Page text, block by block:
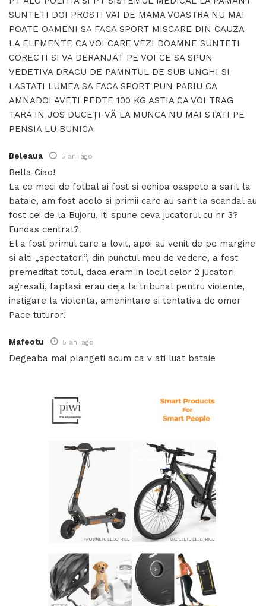
SUNTETI DOI PROSTI VAI DE MAMA VOASTRA NU MAI
POATE OAMENI SA FACA SPORT MISCARE DIN CAUZA
LA ELEMENTE CA VOI CARE VEZI DOAMNE SUNTETI
CORECTI SI VA DERANJAT PE VOI CE SA SPUN
VEDETIVA DRACU DE PAMNTUL DE SUB UNGHI SI
LASTATI LUMEA SA FACA SPORT PUN PARIU CA
AMNADOI AVETI PEDTE 100 KG ASTIA CA VOI TRAG
TARA IN JOS DUCEȚI-VĂ LA MUNCA NU MAI STATI PE
PENSIA LU BUNICA
Beleaua 5 ani ago
Bella Ciao!
La ce meci de fotbal ai fost si echipa oaspete a sarit la
bataie, am fost acolo si primii care au sarit la scandal au
fost cei de la Bujoru, iti spune ceva jucatorul cu nr 3?
Fundas central?
El a fost primul care a lovit, apoi au venit de pe margine
si alti „spectatori”, din punctul meu de vedere, a fost
premeditat totul, daca eram in locul celor 2 jucatori
agresati, faptasii erau deja la tribunal pentru violente,
instigare la violenta, amenintare si tentativa de omor
Pace tuturor!
Mafeotu 5 ani ago
Degeaba mai plangeti acum ca v ati luat bataie